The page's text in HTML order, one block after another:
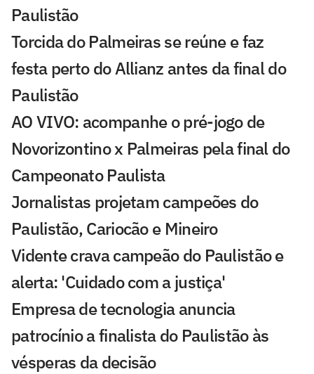
Paulistão
Torcida do Palmeiras se reúne e faz
festa perto do Allianz antes da final do
Paulistão
AO VIVO: acompanhe o pré-jogo de
Novorizontino x Palmeiras pela final do
Campeonato Paulista
Jornalistas projetam campeões do
Paulistão, Cariocão e Mineiro
Vidente crava campeão do Paulistão e
alerta: 'Cuidado com a justiça'
Empresa de tecnologia anuncia
patrocínio a finalista do Paulistão às
vésperas da decisão